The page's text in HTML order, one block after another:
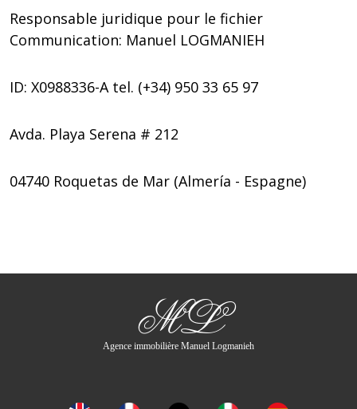
Responsable juridique pour le fichier
Communication: Manuel LOGMANIEH
ID: X0988336-A tel. (+34) 950 33 65 97
Avda. Playa Serena # 212
04740 Roquetas de Mar (Almería - Espagne)
ML
Agence immobilière Manuel Logmanieh